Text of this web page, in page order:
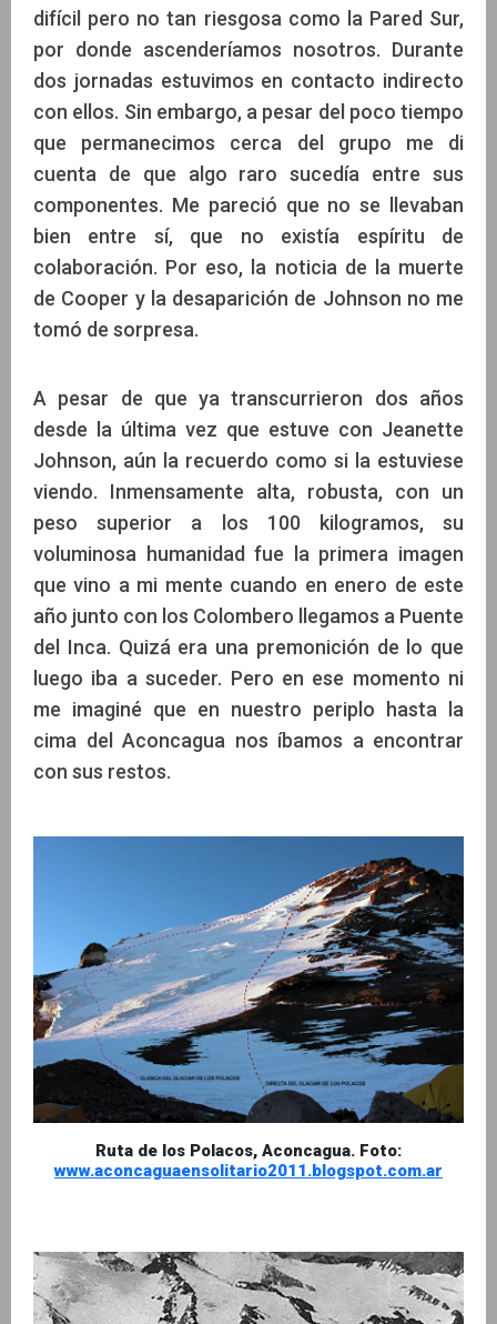
difícil pero no tan riesgosa como la Pared Sur,
por donde ascenderíamos nosotros. Durante
dos jornadas estuvimos en contacto indirecto
con ellos. Sin embargo, a pesar del poco tiempo
que permanecimos cerca del grupo me di
cuenta de que algo raro sucedía entre sus
componentes. Me pareció que no se llevaban
bien entre sí, que no existía espíritu de
colaboración. Por eso, la noticia de la muerte
de Cooper y la desaparición de Johnson no me
tomó de sorpresa.
A pesar de que ya transcurrieron dos años
desde la última vez que estuve con Jeanette
Johnson, aún la recuerdo como si la estuviese
viendo. Inmensamente alta, robusta, con un
peso superior a los 100 kilogramos, su
voluminosa humanidad fue la primera imagen
que vino a mi mente cuando en enero de este
año junto con los Colombero llegamos a Puente
del Inca. Quizá era una premonición de lo que
luego iba a suceder. Pero en ese momento ni
me imaginé que en nuestro periplo hasta la
cima del Aconcagua nos íbamos a encontrar
con sus restos.
Ruta de los Polacos, Aconcagua. Foto:
www.aconcaguaensolitario2011.blogspot.com.ar